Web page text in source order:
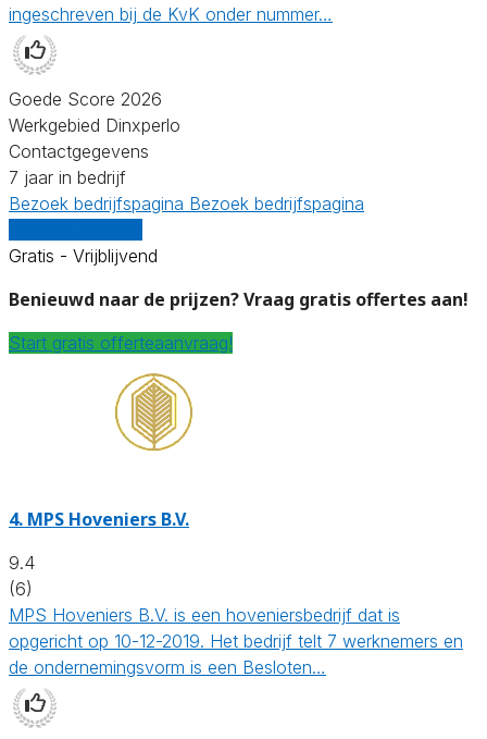
ingeschreven bij de KvK onder nummer…
Goede Score 2026
Werkgebied Dinxperlo
Contactgegevens
7 jaar in bedrijf
Bezoek bedrijfspagina Bezoek bedrijfspagina
Gratis - Vrijblijvend
Benieuwd naar de prijzen? Vraag gratis offertes aan!
Start gratis offerteaanvraag!
4. MPS Hoveniers B.V.
9.4
(6)
MPS Hoveniers B.V. is een hoveniersbedrijf dat is
opgericht op 10-12-2019. Het bedrijf telt 7 werknemers en
de ondernemingsvorm is een Besloten…